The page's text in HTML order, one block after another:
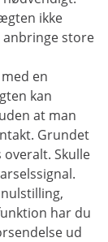
ikke
store
en
kan
at man
Grundet
Skulle
har du
ud